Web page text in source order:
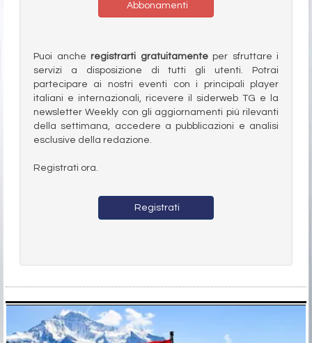
Abbonamenti
Puoi anche registrarti gratuitamenteper sfruttare i
servizi a disposizione di tutti gli utenti. Potrai
partecipare ai nostri eventi con i principali player
italiani e internazionali, ricevere il siderweb TG e la
newsletter Weekly con gli aggiornamenti più rilevanti
della settimana, accedere a pubblicazioni e analisi
esclusive della redazione.
Registrati ora.
Registrati